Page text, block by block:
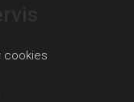
cookies